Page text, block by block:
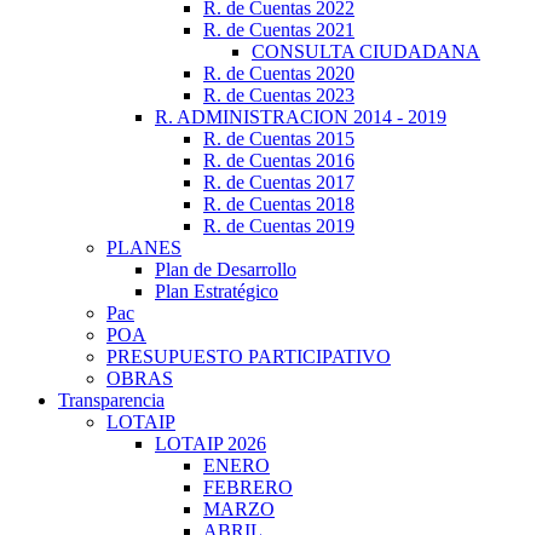
R. de Cuentas 2022
R. de Cuentas 2021
CONSULTA CIUDADANA
R. de Cuentas 2020
R. de Cuentas 2023
R. ADMINISTRACION 2014 - 2019
R. de Cuentas 2015
R. de Cuentas 2016
R. de Cuentas 2017
R. de Cuentas 2018
R. de Cuentas 2019
PLANES
Plan de Desarrollo
Plan Estratégico
Pac
POA
PRESUPUESTO PARTICIPATIVO
OBRAS
Transparencia
LOTAIP
LOTAIP 2026
ENERO
FEBRERO
MARZO
ABRIL